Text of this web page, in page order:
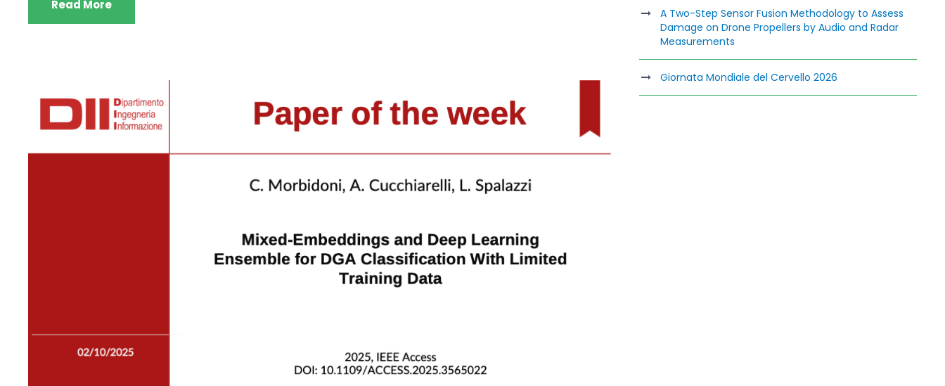
Read More
A Two-Step Sensor Fusion Methodology to Assess
Damage on Drone Propellers by Audio and Radar
Measurements
Giornata Mondiale del Cervello 2026